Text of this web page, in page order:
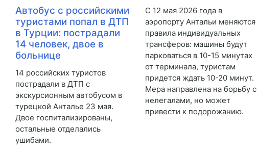
Автобус с российскими
туристами попал в ДТП
в Турции: пострадали
14 человек, двое в
больнице
14 российских туристов
пострадали в ДТП с
экскурсионным автобусом в
турецкой Анталье 23 мая.
Двое госпитализированы,
остальные отделались
ушибами.
С 12 мая 2026 года в
аэропорту Антальи меняются
правила индивидуальных
трансферов: машины будут
парковаться в 10-15 минутах
от терминала, туристам
придется ждать 10-20 минут.
Мера направлена на борьбу с
нелегалами, но может
привести к подорожанию.